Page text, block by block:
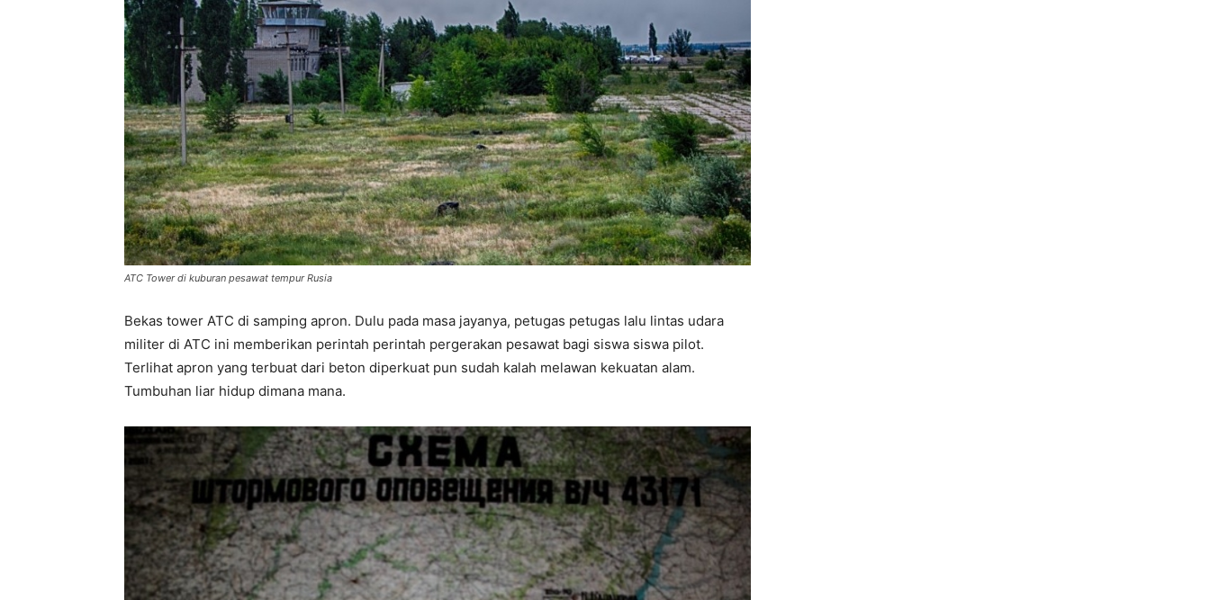
ATC Tower di kuburan pesawat tempur Rusia
Bekas tower ATC di samping apron. Dulu pada masa jayanya, petugas petugas lalu lintas udara
militer di ATC ini memberikan perintah perintah pergerakan pesawat bagi siswa siswa pilot.
Terlihat apron yang terbuat dari beton diperkuat pun sudah kalah melawan kekuatan alam.
Tumbuhan liar hidup dimana mana.